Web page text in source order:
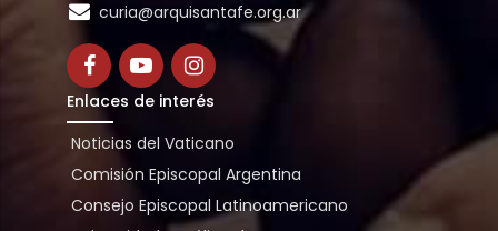
curia@arquisantafe.org.ar
Enlaces de interés
Noticias del Vaticano
Comisión Episcopal Argentina
Consejo Episcopal Latinoamericano